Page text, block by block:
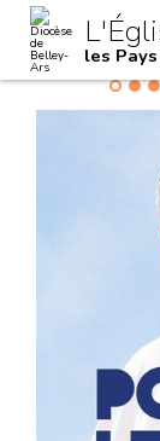
contenu.
Outils
personnels
les